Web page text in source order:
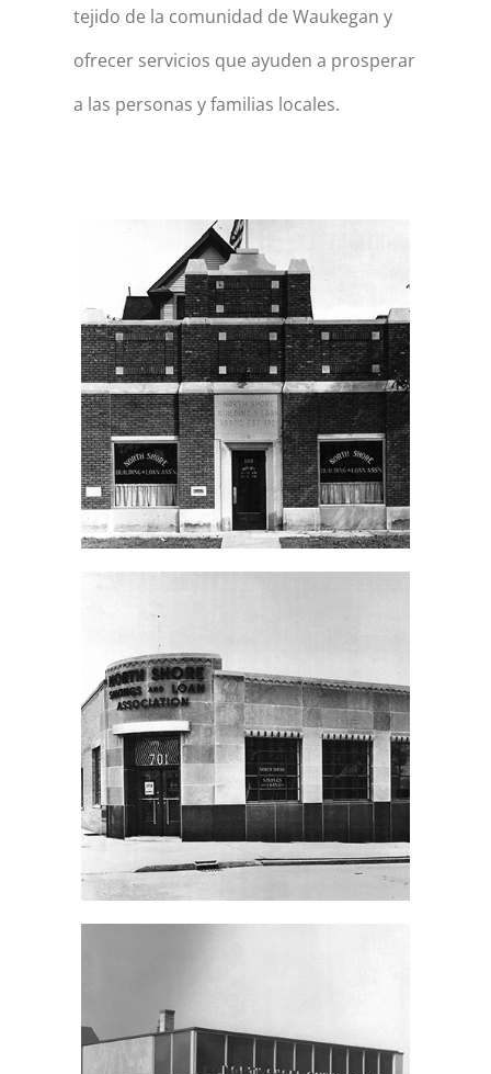
tejido de la comunidad de Waukegan y
ofrecer servicios que ayuden a prosperar
a las personas y familias locales.